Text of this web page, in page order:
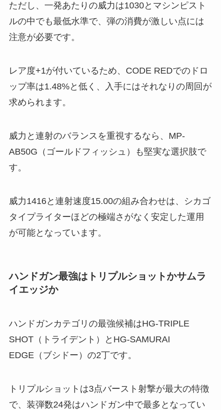
ただし、一発あたりの威力は1030とマシンピスト
ルの中でも最低水準で、弾の消費が激しい点には
注意が必要です。
レア度+1が付いているため、CODE REDでのドロ
ップ率は1.48%と低く、入手にはそれなりの周回が
求められます。
威力と連射のバランスを重視するなら、MP-
AB50G（ゴールドフィッシュ）も堅実な選択肢で
す。
威力1416と連射速度15.00の組み合わせは、シカゴ
タイプライターほどの極端さがなく安定した運用
が可能となっています。
ハンドガン最強はトリプルショットかサムラ
イエッジか
ハンドガンカテゴリの最強候補はHG-TRIPLE
SHOT（トライデント）とHG-SAMURAI
EDGE（ブシドー）の2丁です。
トリプルショットは3点バースト射撃が最大の特徴
で、装弾数24発はハンドガン中で最多となってい